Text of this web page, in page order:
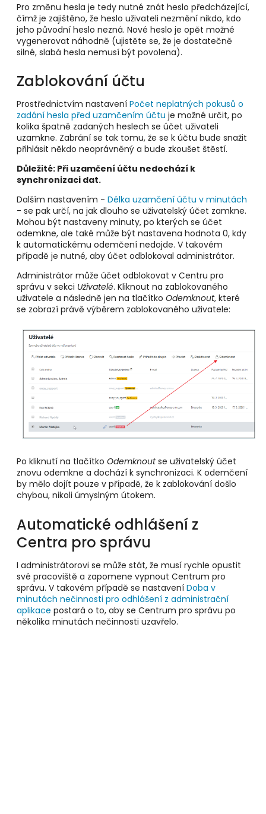
Pro změnu hesla je tedy nutné znát heslo předcházející,
čímž je zajištěno, že heslo uživateli nezmění nikdo, kdo
jeho původní heslo nezná. Nové heslo je opět možné
vygenerovat náhodně (ujistěte se, že je dostatečně
silné, slabá hesla nemusí být povolena).
Zablokování účtu
Prostřednictvím nastavení Počet neplatných pokusů o
zadání hesla před uzamčením účtu je možné určit, po
kolika špatně zadaných heslech se účet uživateli
uzamkne. Zabrání se tak tomu, že se k účtu bude snažit
přihlásit někdo neoprávněný a bude zkoušet štěstí.
Důležité: Při uzamčení účtu nedochází k
synchronizaci dat.
Dalším nastavením - Délka uzamčení účtu v minutách
- se pak určí, na jak dlouho se uživatelský účet zamkne.
Mohou být nastaveny minuty, po kterých se účet
odemkne, ale také může být nastavena hodnota 0, kdy
k automatickému odemčení nedojde. V takovém
případě je nutné, aby účet odblokoval administrátor.
Administrátor může účet odblokovat v Centru pro
správu v sekci Uživatelé. Kliknout na zablokovaného
uživatele a následně jen na tlačítko Odemknout, které
se zobrazí právě výběrem zablokovaného uživatele:
Po kliknutí na tlačítko Odemknoutse uživatelský účet
znovu odemkne a dochází k synchronizaci. K odemčení
by mělo dojít pouze v případě, že k zablokování došlo
chybou, nikoli úmyslným útokem.
Automatické odhlášení z
Centra pro správu
I administrátorovi se může stát, že musí rychle opustit
své pracoviště a zapomene vypnout Centrum pro
správu. V takovém případě se nastavení Doba v
minutách nečinnosti pro odhlášení z administrační
aplikace postará o to, aby se Centrum pro správu po
několika minutách nečinnosti uzavřelo.